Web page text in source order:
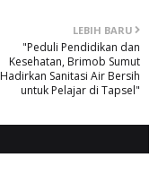
LEBIH BARU
"Peduli Pendidikan dan
Kesehatan, Brimob Sumut
Hadirkan Sanitasi Air Bersih
untuk Pelajar di Tapsel"